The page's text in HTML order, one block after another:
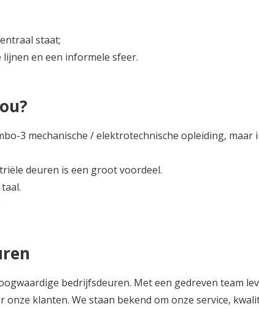
staat;
en een informele sfeer.
3 mechanische / elektrotechnische opleiding, maar
deuren is een groot voordeel.
bedrijfsdeuren. Met een gedreven team
klanten. We staan bekend om onze service,